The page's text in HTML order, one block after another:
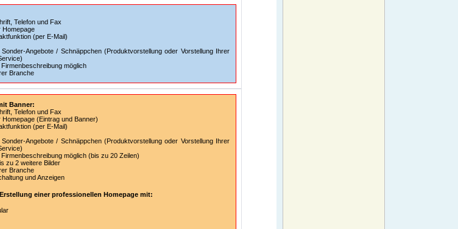
Telefon und Fax
Homepage
(per E-Mail)
Angebote / Schnäppchen (Produktvorstellung oder Vorstellung Ihrer
möglich
Branche
Banner:
Telefon und Fax
(Eintrag und Banner)
(per E-Mail)
Angebote / Schnäppchen (Produktvorstellung oder Vorstellung Ihrer
möglich (bis zu 20 Zeilen)
zu 2 weitere Bilder
Branche
und Anzeigen
einer professionellen Homepage mit: